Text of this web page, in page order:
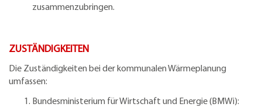
zusammenzubringen.
ZUSTÄNDIGKEITEN
Die Zuständigkeiten bei der kommunalen Wärmeplanung
umfassen:
Bundesministerium für Wirtschaft und Energie (BMWi):